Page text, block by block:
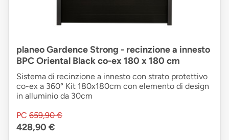
planeo Gardence Strong - recinzione a innesto
BPC Oriental Black co-ex 180 x 180 cm
Sistema di recinzione a innesto con strato protettivo
co-ex a 360° Kit 180x180cm con elemento di design
in alluminio da 30cm
PC 659,90 €
428,90 €